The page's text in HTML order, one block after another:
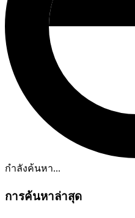
กำลังค้นหา...
การค้นหาล่าสุด